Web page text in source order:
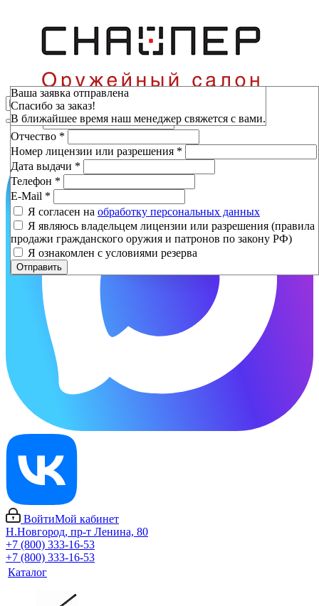
ВойтиМой кабинет
Н.Новгород, пр-т Ленина, 80
+7 (800) 333-16-53
+7 (800) 333-16-53
Каталог
Зарезервировать
Фамилия*
Имя*
Отчество *
Номер лицензии или разрешения *
Дата выдачи *
Телефон *
E-Mail *
Я согласен на обработку персональных данных
Я являюсь владельцем лицензии или разрешения (правила
продажи гражданского оружия и патронов по закону РФ)
Я ознакомлен с условиями резерва
Отправить
Ваша заявка отправлена
Спасибо за заказ!
В ближайшее время наш менеджер свяжется с вами.